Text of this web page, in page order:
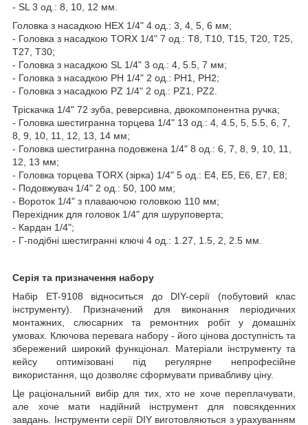
- SL 3 од.: 8, 10, 12 мм.
Головка з насадкою HEX 1/4" 4 од.: 3, 4, 5, 6 мм;
- Головка з насадкою TORX 1/4" 7 од.: T8, T10, T15, T20, T25,
T27, T30;
- Головка з насадкою SL 1/4" 3 од.: 4, 5.5, 7 мм;
- Головка з насадкою PH 1/4" 2 од.: PH1, PH2;
- Головка з насадкою PZ 1/4" 2 од.: PZ1, PZ2.
Тріскачка 1/4" 72 зуба, реверсивна, двокомпонентна ручка;
- Головка шестигранна торцева 1/4" 13 од.: 4, 4.5, 5, 5.5, 6, 7,
8, 9, 10, 11, 12, 13, 14 мм;
- Головка шестигранна подовжена 1/4" 8 од.: 6, 7, 8, 9, 10, 11,
12, 13 мм;
- Головка торцева TORX (зірка) 1/4" 5 од.: Е4, Е5, Е6, Е7, Е8;
- Подовжувач 1/4" 2 од.: 50, 100 мм;
- Вороток 1/4" з плаваючою головкою 110 мм;
Перехідник для головок 1/4" для шуруповерта;
- Кардан 1/4";
- Г-подібні шестигранні ключі 4 од.: 1.27, 1.5, 2, 2.5 мм.
Серія та призначення набору
Набір ET-9108 відноситься до DIY-серії (побутовий клас
інструменту). Призначений для виконання періодичних
монтажних, слюсарних та ремонтних робіт у домашніх
умовах. Ключова перевага набору - його цінова доступність та
збережений широкий функціонал. Матеріали інструменту та
кейсу оптимізовані під регулярне непрофесійне
використання, що дозволяє сформувати привабливу ціну.
Це раціональний вибір для тих, хто не хоче переплачувати,
але хоче мати надійний інструмент для повсякденних
завдань. Інструменти серії DIY виготовляються з урахуванням